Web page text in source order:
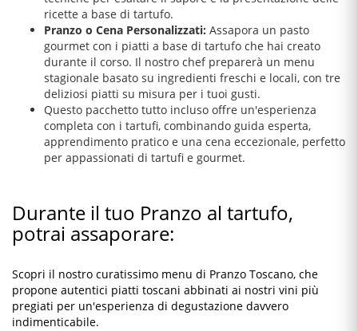
ricette a base di tartufo.
Pranzo o Cena Personalizzati: Assapora un pasto
gourmet con i piatti a base di tartufo che hai creato
durante il corso. Il nostro chef preparerà un menu
stagionale basato su ingredienti freschi e locali, con tre
deliziosi piatti su misura per i tuoi gusti.
Questo pacchetto tutto incluso offre un'esperienza
completa con i tartufi, combinando guida esperta,
apprendimento pratico e una cena eccezionale, perfetto
per appassionati di tartufi e gourmet.
Durante il tuo Pranzo al tartufo,
potrai assaporare:
Scopri il nostro curatissimo menu di Pranzo Toscano, che
propone autentici piatti toscani abbinati ai nostri vini più
pregiati per un'esperienza di degustazione davvero
indimenticabile.